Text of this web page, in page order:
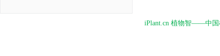
iPlant.cn 植物智——中国